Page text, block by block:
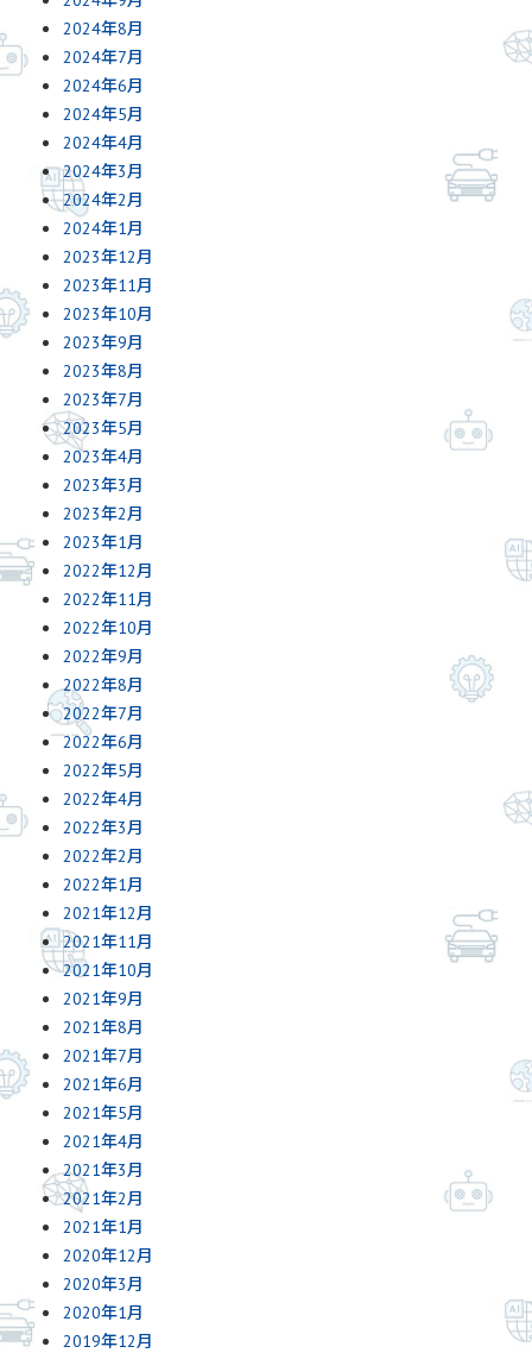
2024年8月
2024年7月
2024年6月
2024年5月
2024年4月
2024年3月
2024年2月
2024年1月
2023年12月
2023年11月
2023年10月
2023年9月
2023年8月
2023年7月
2023年5月
2023年4月
2023年3月
2023年2月
2023年1月
2022年12月
2022年11月
2022年10月
2022年9月
2022年8月
2022年7月
2022年6月
2022年5月
2022年4月
2022年3月
2022年2月
2022年1月
2021年12月
2021年11月
2021年10月
2021年9月
2021年8月
2021年7月
2021年6月
2021年5月
2021年4月
2021年3月
2021年2月
2021年1月
2020年12月
2020年3月
2020年1月
2019年12月